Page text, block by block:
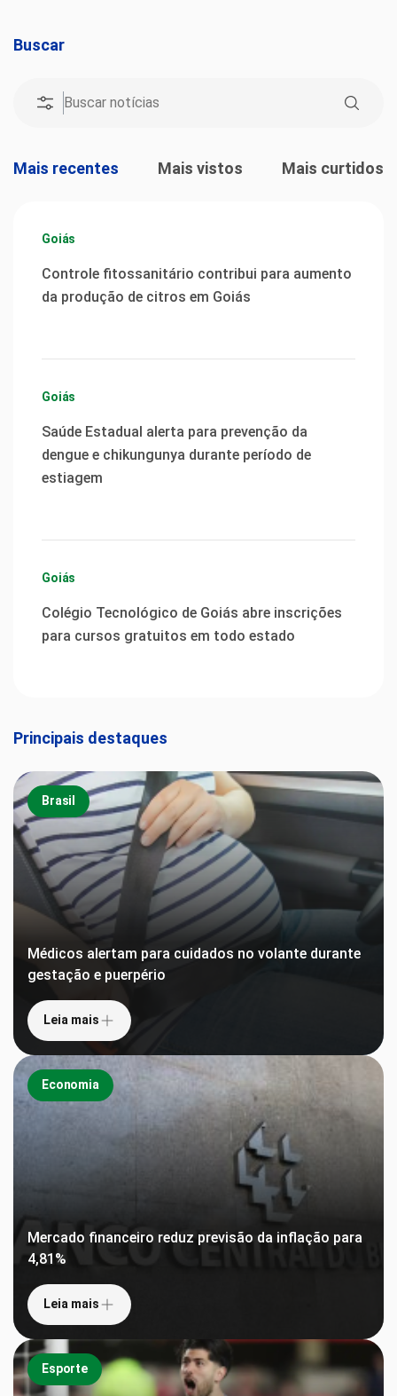
Buscar
Mais recentes Mais vistos Mais curtidos
Goiás
Controle fitossanitário contribui para aumento
da produção de citros em Goiás
Goiás
Saúde Estadual alerta para prevenção da
dengue e chikungunya durante período de
estiagem
Goiás
Colégio Tecnológico de Goiás abre inscrições
para cursos gratuitos em todo estado
Principais destaques
Brasil
Médicos alertam para cuidados no volante durante
gestação e puerpério
Leia mais
Economia
Mercado financeiro reduz previsão da inflação para
4,81%
Leia mais
Esporte